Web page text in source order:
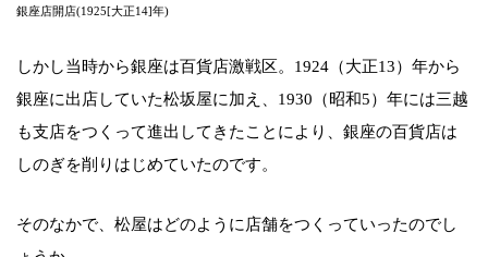
銀座店開店(1925[大正14]年)
しかし当時から銀座は百貨店激戦区。1924（大正13）年から
銀座に出店していた松坂屋に加え、1930（昭和5）年には三越
も支店をつくって進出してきたことにより、銀座の百貨店は
しのぎを削りはじめていたのです。
そのなかで、松屋はどのように店舗をつくっていったのでし